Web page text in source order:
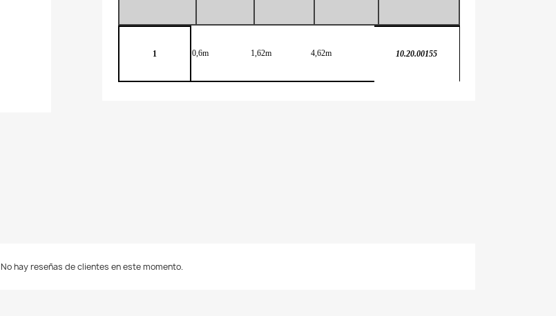
1 0,6m 1,62m 4,62m 10.20.00155
No hay reseñas de clientes en este momento.